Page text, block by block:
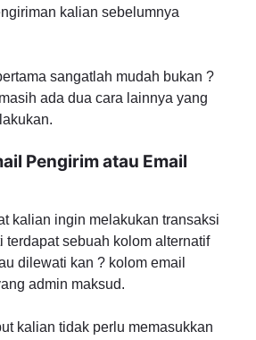
kalian sebelumnya
sangatlah mudah bukan ?
ada dua cara lainnya yang
Pengirim atau Email
kalian ingin melakukan transaksi
terdapat sebuah kolom alternatif
dilewati kan ? kolom email
admin maksud.
kalian tidak perlu memasukkan